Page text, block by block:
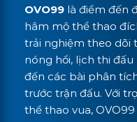
OVO99 là điểm đến
hâm mộ thể thao
trải nghiệm theo dõi
nóng hổi, lịch thi
đến các bài phân
trước trận đấu. Với
thể thao vua,